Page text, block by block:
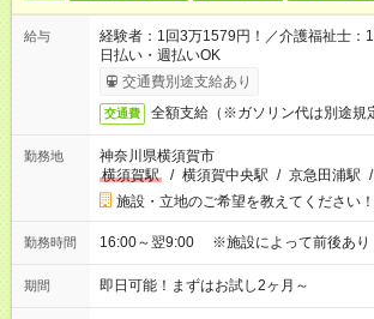
給与
経験者：1回3万1579円！／介護福祉士
日払い・週払いOK
交通費別途支給あり
交通費 全額支給（※ガソリン代は別途規
勤務地
神奈川県横須賀市
横須賀駅
/ 横須賀中央駅 / 京急田浦駅 /
施設・立地のご希望を教えてください！
勤務時間 16:00～翌9:00 ※施設によって前後あり
期間 即日可能！まずはお試し2ヶ月～